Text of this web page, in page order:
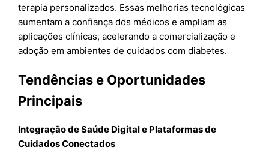
terapia personalizados. Essas melhorias tecnológicas
aumentam a confiança dos médicos e ampliam as
aplicações clínicas, acelerando a comercialização e
adoção em ambientes de cuidados com diabetes.
Tendências e Oportunidades
Principais
Integração de Saúde Digital e Plataformas de
Cuidados Conectados